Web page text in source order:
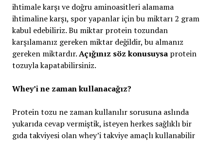
ihtimale karşı ve doğru aminoasitleri alamama
ihtimaline karşı, spor yapanlar için bu miktarı 2 gram
kabul edebiliriz. Bu miktar protein tozundan
karşılamanız gereken miktar değildir, bu almanız
gereken miktardır.Açığınız söz konusuysaprotein
tozuyla kapatabilirsiniz.
Whey’i ne zaman kullanacağız?
Protein tozu ne zaman kullanılır sorusuna aslında
yukarıda cevap vermiştik, isteyen herkes sağlıklı bir
gıda takviyesi olan whey’i takviye amaçlı kullanabilir